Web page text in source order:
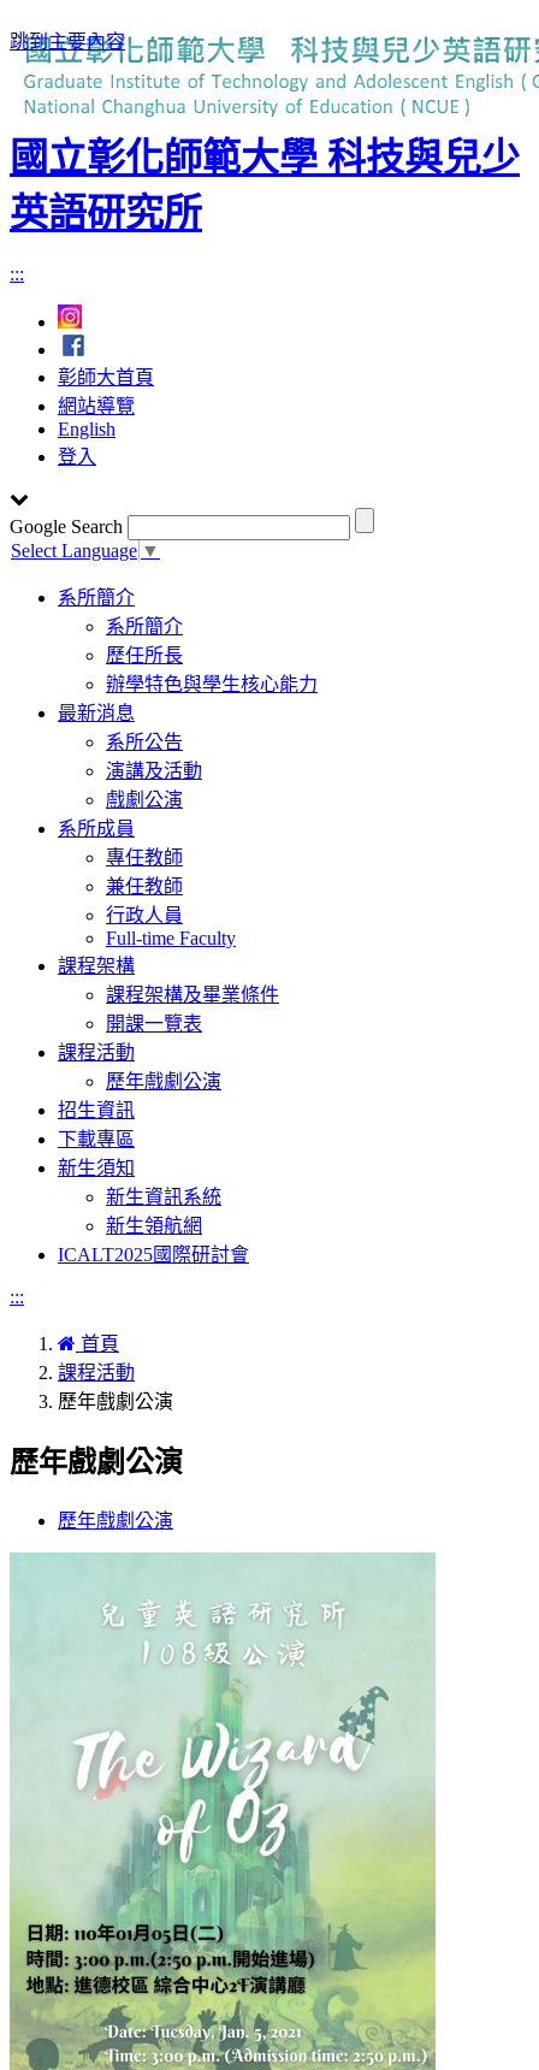
跳到主要內容
國立彰化師範大學 科技與兒少
英語研究所
:::
彰師大首頁
網站導覽
English
登入
Google Search
Select Language ▼
Toggle
navigation
系所簡介
系所簡介
歷任所長
辦學特色與學生核心能力
最新消息
系所公告
演講及活動
戲劇公演
系所成員
專任教師
兼任教師
行政人員
Full-time Faculty
課程架構
課程架構及畢業條件
開課一覽表
課程活動
歷年戲劇公演
招生資訊
下載專區
新生須知
新生資訊系統
新生領航網
ICALT2025國際研討會
:::
首頁
課程活動
歷年戲劇公演
歷年戲劇公演
歷年戲劇公演